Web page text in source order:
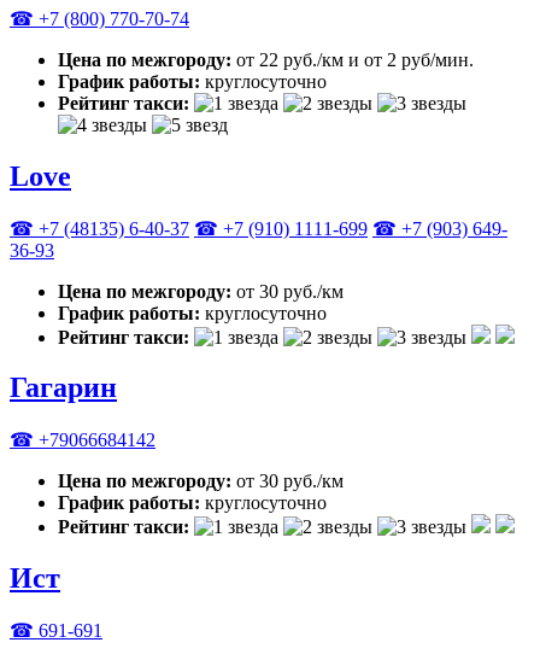
☎ +7 (800) 770-70-74
Цена по межгороду: от 22 руб./км и от 2 руб/мин.
График работы: круглосуточно
Рейтинг такси:
Love
☎ +7 (48135) 6-40-37 ☎ +7 (910) 1111-699 ☎ +7 (903) 649-
36-93
Цена по межгороду: от 30 руб./км
График работы: круглосуточно
Рейтинг такси:
Гагарин
☎ +79066684142
Цена по межгороду: от 30 руб./км
График работы: круглосуточно
Рейтинг такси:
Ист
☎ 691-691